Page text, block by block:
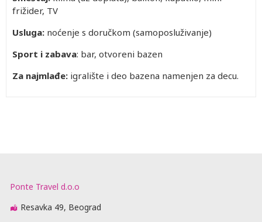
frižider, TV
Usluga: noćenje s doručkom (samoposluživanje)
Sport i zabava: bar, otvoreni bazen
Za najmlađe: igralište i deo bazena namenjen za decu.
Ponte Travel d.o.o
Resavka 49, Beograd